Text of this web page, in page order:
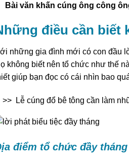
Bài văn khấn cúng ông công
điều cần biết
những gia đình mới có con đầu
không biết nên tổ chức như thế
giúp bạn đọc có cái nhìn bao
>> Lễ cúng đổ bê tông cần làm
điểm tổ chức đầy